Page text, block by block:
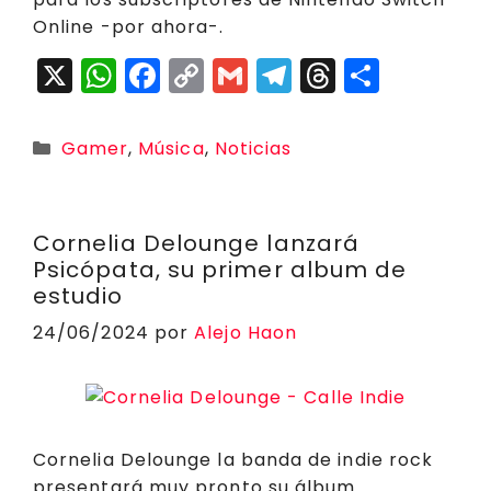
Online -por ahora-.
X W
a
p
p
F
c
o
o
k
C
p
n
k
G
ai
T
a
m
T
d
s
rt
ir
Categorías
Gamer, Música, Noticias
Cornelia Delounge lanzará
Psicópata, su primer album de
estudio
24/06/2024 porAlejo Haon
Cornelia Delounge la banda de indie rock